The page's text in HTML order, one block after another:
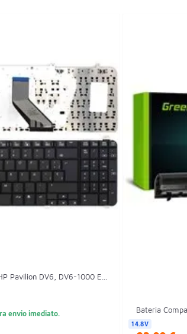
Pavilion DV6, DV6-1000 E...
envio imediato. Bateria
14.8V